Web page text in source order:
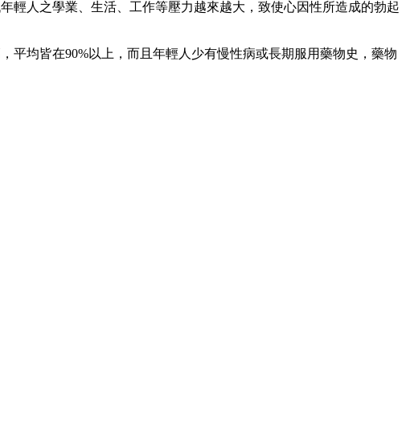
輕人之學業、生活、工作等壓力越來越大，致使心因性所造成的勃起
平均皆在90%以上，而且年輕人少有慢性病或長期服用藥物史，藥物